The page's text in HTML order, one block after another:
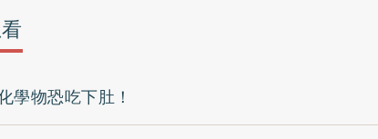
學物恐吃下肚！